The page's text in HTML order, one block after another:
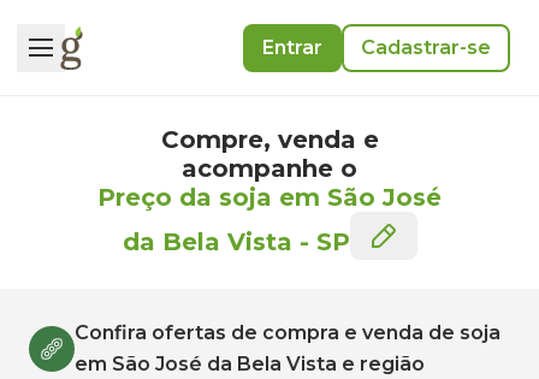
Entrar Cadastrar-se
Compre, venda e
acompanhe o
Preço da soja em São José
da Bela Vista - SP
Confira ofertas de compra e venda de soja
em São José da Bela Vista e região